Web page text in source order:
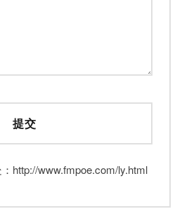
http://www.fmpoe.com/ly.html